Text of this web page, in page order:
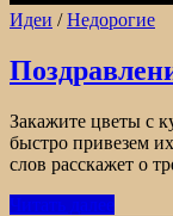
Идеи /Недорогие
Закажите цветы с
быстро привезем
слов расскажет о
Читать далее